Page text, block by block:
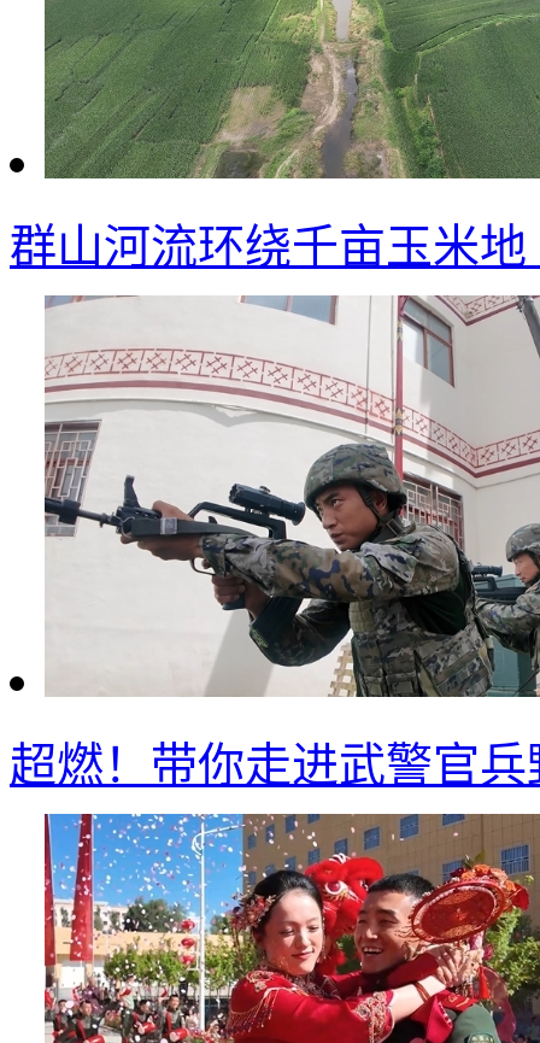
群山河流环绕千亩玉米地
超燃！带你走进武警官